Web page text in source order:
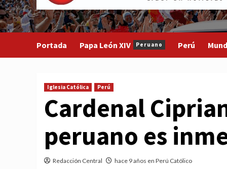
Portada Papa León XIV Peruano Perú
Iglesia Católica Perú
Cardenal
peruano es
Redacción Central hace 9 años en Perú Católico